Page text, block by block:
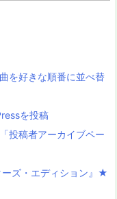
を好きな順番に並べ替
を投稿
投稿者アーカイブペー
ーズ・エディション』★